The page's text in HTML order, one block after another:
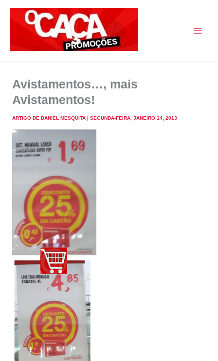
Avistamentos…, mais
Avistamentos!
ARTIGO DE DANIEL MESQUITA | SEGUNDA-FEIRA, JANEIRO 14, 2013